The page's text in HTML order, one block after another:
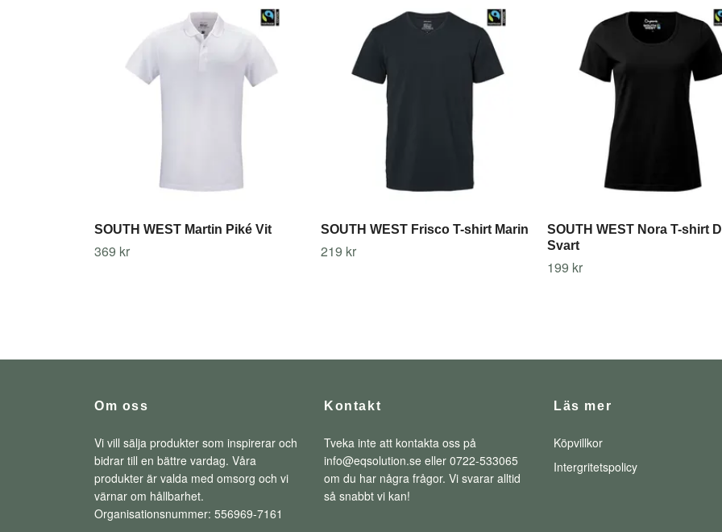
SOUTH WEST Martin Piké Vit
369 kr
SOUTH WEST Frisco T-shirt Marin
219 kr
SOUTH WEST Nora T-shirt
Svart
199 kr
Om oss
Vi vill sälja produkter som inspirerar och
bidrar till en bättre vardag. Våra
produkter är valda med omsorg och vi
värnar om hållbarhet.
Organisationsnummer: 556969-7161
Kontakt
Tveka inte att kontakta oss på
info@eqsolution.se eller 0722-533065
om du har några frågor. Vi svarar alltid
så snabbt vi kan!
Läs mer
Köpvillkor
Intergritetspolicy